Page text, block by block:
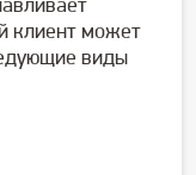
клиент может
виды